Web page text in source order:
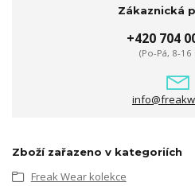
Zákaznická
+420 704
(Po-Pá, 8-16
Zboží zařazeno v kategoriích
Freak Wear kolekce